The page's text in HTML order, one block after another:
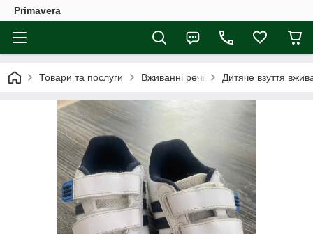
Primavera
Товари та послуги Вживанні речі Дитяче взуття